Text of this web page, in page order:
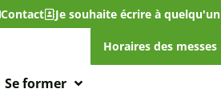
Contact Je souhaite écrire à quelqu'un
Se former
Horaires des messes